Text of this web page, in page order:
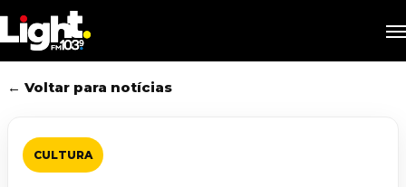
to
main
content
← Voltar para notícias
CULTURA